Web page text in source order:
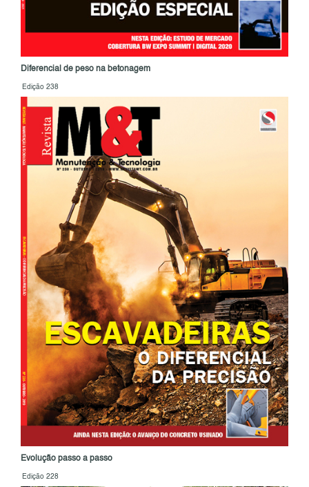
Diferencial de peso na betonagem
Edição 238
Evolução passo a passo
Edição 228